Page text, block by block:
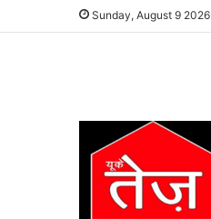
Sunday, August 9 2026